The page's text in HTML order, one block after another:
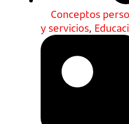
Conceptos
y servicios,